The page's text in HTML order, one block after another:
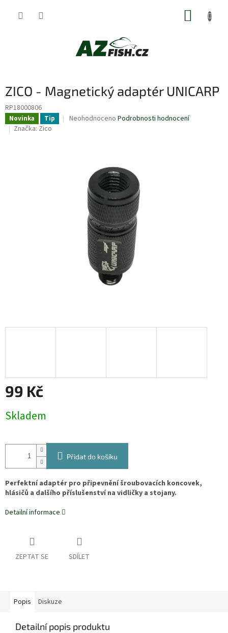
ZICO - Magnetický adaptér UNICARP
RP18000806
Novinka Tip
Průměrné
hvězdiček.
Neohodnoceno Podrobnosti hodnocení
Značka: Zico
99 Kč
cena:
Skladem
Přidat do košíku
Perfektní adaptér pro připevnění šroubovacích koncovek,
hlásičů a dalšího příslušenství na vidličky a stojany.
Detailní informace
ZEPTAT SE SDÍLET
Popis Diskuze
Detailní popis produktu